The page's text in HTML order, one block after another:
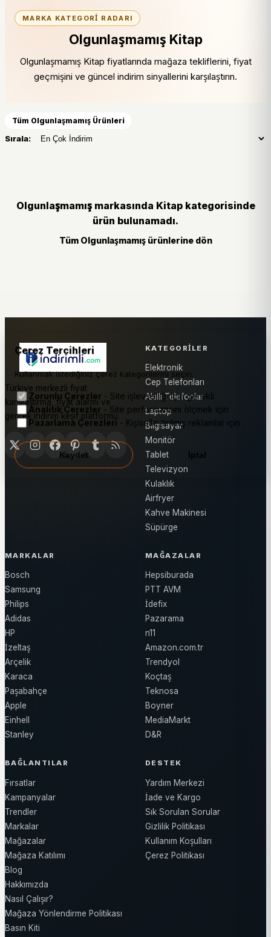
MARKA KATEGORI RADARI
Olgunlaşmamış Kitap
Olgunlaşmamış Kitap fiyatlarında mağaza tekliflerini, fiyat
geçmişini ve güncel indirim sinyallerini karşılaştırın.
Tüm Olgunlaşmamış Ürünleri
Sırala:
Olgunlaşmamış markasında Kitap kategorisinde
ürün bulunamadı.
Tüm Olgunlaşmamış ürünlerine dön
Türkiye merkezli fiyat
karşılaştırma, fiyat alarmı ve
gerçek indirim keşif platformu.
KATEGORILER
Elektronik
Cep Telefonları
Akıllı Telefonlar
Laptop
Bilgisayar
Monitör
Tablet
Televizyon
Kulaklık
Airfryer
Kahve Makinesi
Süpürge
MARKALAR
Bosch
Samsung
Philips
Adidas
HP
İzeltaş
Arçelik
Karaca
Paşabahçe
Apple
Einhell
Stanley
MAĞAZALAR
Hepsiburada
PTT AVM
İdefix
Pazarama
n11
Amazon.com.tr
Trendyol
Koçtaş
Teknosa
Boyner
MediaMarkt
D&R
BAĞLANTILAR
Fırsatlar
Kampanyalar
Trendler
Markalar
Mağazalar
Mağaza Katılımı
Blog
Hakkımızda
Nasıl Çalışır?
Mağaza Yönlendirme Politikası
Basın Kiti
DESTEK
Yardım Merkezi
İade ve Kargo
Sık Sorulan Sorular
Gizlilik Politikası
Kullanım Koşulları
Çerez Politikası
Çerez Tercihleri
Kullanmak istediğiniz çerez kategorilerini seçin.
Zorunlu Çerezler - Site işlevselliği için gerekli
Analitik Çerezler - Site performansını ölçmek için
Pazarlama Çerezleri - Kişiselleştirilmiş reklamlar için
Kaydet İptal